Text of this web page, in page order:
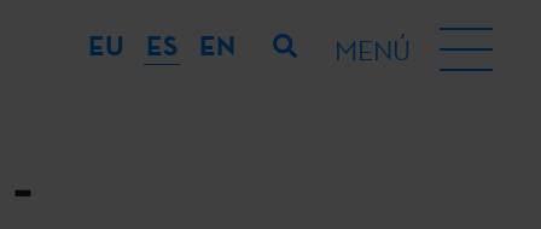
EU ES EN MENÚ